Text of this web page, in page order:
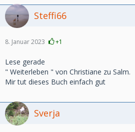
Steffi66
8. Januar 2023 +1
Lese gerade
" Weiterleben " von Christiane zu Salm.
Mir tut dieses Buch einfach gut
Sverja